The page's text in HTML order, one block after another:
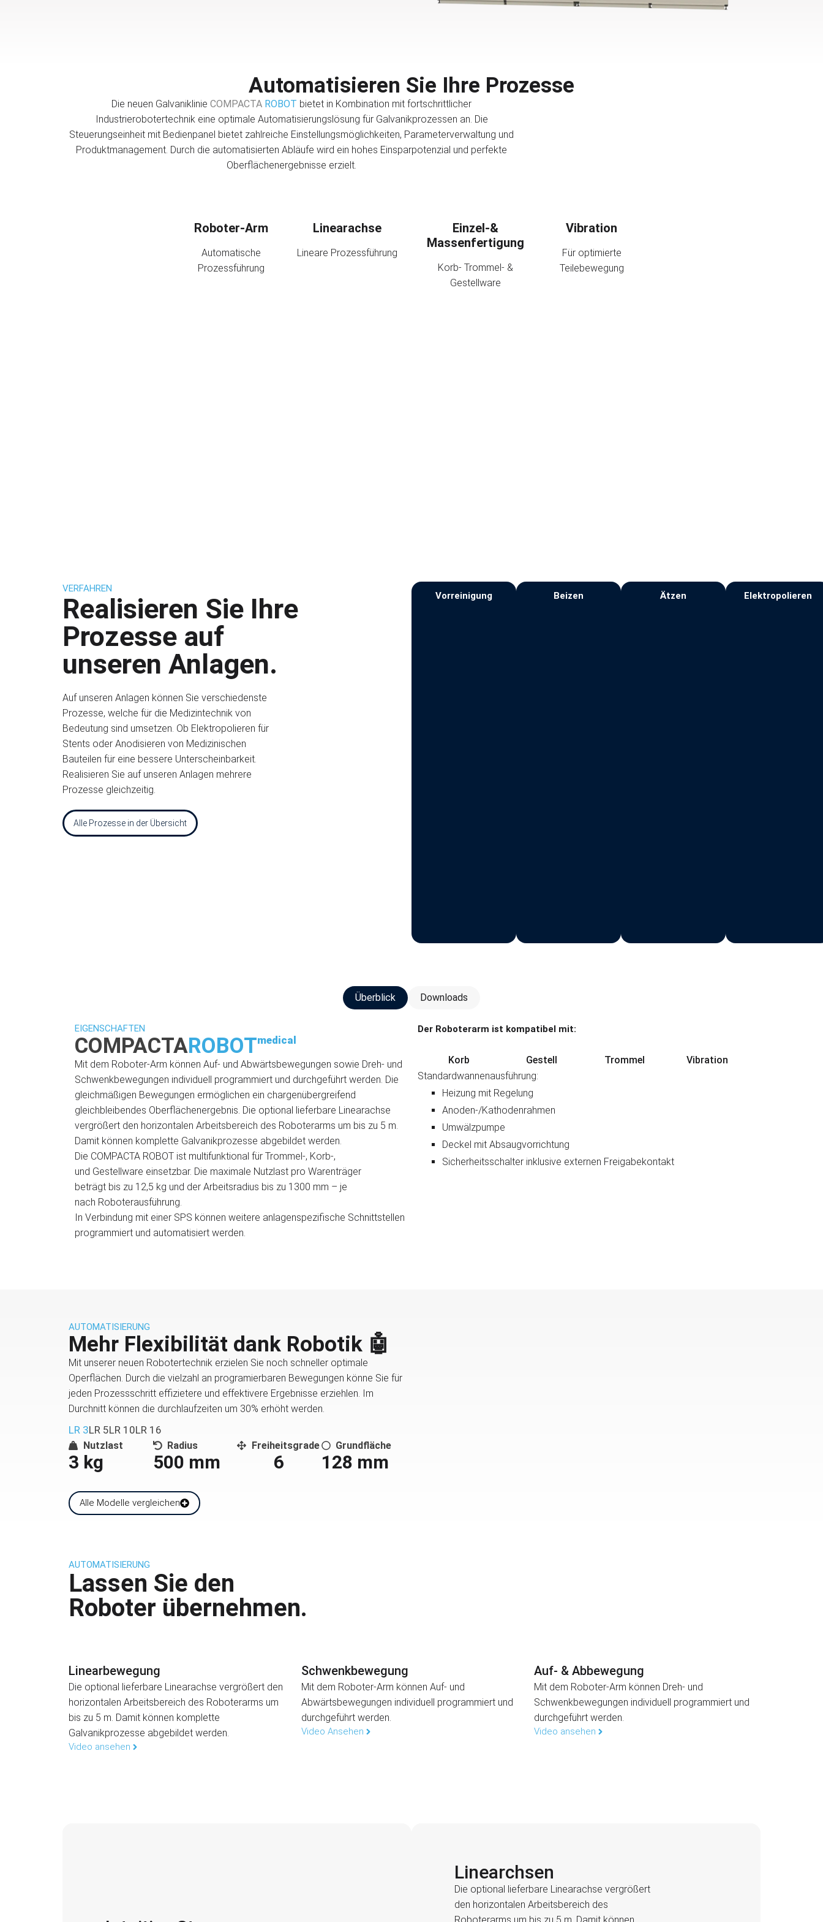
Automatisieren Sie Ihre Prozesse
Die neuen Galvaniklinie COMPACTA ROBOT bietet in Kombination mit fortschrittlicher
Industrierobotertechnik eine optimale Automatisierungslösung für Galvanikprozessen an. Die
Steuerungseinheit mit Bedienpanel bietet zahlreiche Einstellungsmöglichkeiten, Parameterverwaltung und
Produktmanagement. Durch die automatisierten Abläufe wird ein hohes Einsparpotenzial und perfekte
Oberflächenergebnisse erzielt.
Roboter-Arm
Automatische
Prozessführung
Linearachse
Lineare Prozessführung
Einzel-&
Massenfertigung
Korb- Trommel- &
Gestellware
Vibration
Für optimierte
Teilebewegung
VERFAHREN
Realisieren Sie Ihre
Prozesse auf
unseren Anlagen.
Auf unseren Anlagen können Sie verschiedenste
Prozesse, welche für die Medizintechnik von
Bedeutung sind umsetzen. Ob Elektropolieren für
Stents oder Anodisieren von Medizinischen
Bauteilen für eine bessere Unterscheinbarkeit.
Realisieren Sie auf unseren Anlagen mehrere
Prozesse gleichzeitig.
Alle Prozesse in der Übersicht
Vorreinigung Beizen Ätzen Elektropolieren
Überblick Downloads
EIGENSCHAFTEN
COMPACTAROBOTmedical
Mit dem Roboter-Arm können Auf- und Abwärtsbewegungen sowie Dreh- und
Schwenkbewegungen individuell programmiert und durchgeführt werden. Die
gleichmäßigen Bewegungen ermöglichen ein chargenübergreifend
gleichbleibendes Oberflächenergebnis. Die optional lieferbare Linearachse
vergrößert den horizontalen Arbeitsbereich des Roboterarms um bis zu 5 m.
Damit können komplette Galvanikprozesse abgebildet werden.
Die COMPACTA ROBOT ist multifunktional für Trommel-, Korb-,
und Gestellware einsetzbar. Die maximale Nutzlast pro Warenträger
beträgt bis zu 12,5 kg und der Arbeitsradius bis zu 1300 mm – je
nach Roboterausführung.
In Verbindung mit einer SPS können weitere anlagenspezifische Schnittstellen
programmiert und automatisiert werden.
Der Roboterarm ist kompatibel mit:
Korb Gestell Trommel
Vibration
Standardwannenausführung:
Heizung mit Regelung
Anoden-/Kathodenrahmen
Umwälzpumpe
Deckel mit Absaugvorrichtung
Sicherheitsschalter inklusive externen Freigabekontakt
AUTOMATISIERUNG
Mehr Flexibilität dank Robotik 🤖
Mit unserer neuen Robotertechnik erzielen Sie noch schneller optimale
Operflächen. Durch die vielzahl an programierbaren Bewegungen könne Sie für
jeden Prozessschritt effizietere und effektivere Ergebnisse erziehlen. Im
Durchnitt können die durchlaufzeiten um 30% erhöht werden.
LR 3LR 5LR 10LR 16
Nutzlast
3 kg
Radius
500 mm
Freiheitsgrade
6
Grundfläche
128 mm
Alle Modelle vergleichen
AUTOMATISIERUNG
Lassen Sie den
Roboter übernehmen.
Linearbewegung
Die optional lieferbare Linearachse vergrößert den
horizontalen Arbeitsbereich des Roboterarms um
bis zu 5 m. Damit können komplette
Galvanikprozesse abgebildet werden.
Video ansehen
Schwenkbewegung
Mit dem Roboter-Arm können Auf- und
Abwärtsbewegungen individuell programmiert und
durchgeführt werden.
Video Ansehen
Auf- & Abbewegung
Mit dem Roboter-Arm können Dreh- und
Schwenkbewegungen individuell programmiert und
durchgeführt werden.
Video ansehen
Linearchsen
Die optional lieferbare Linearachse vergrößert
den horizontalen Arbeitsbereich des